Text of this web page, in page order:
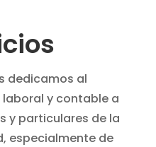
dedicamos al
y contable a
y particulares de la
especialmente de